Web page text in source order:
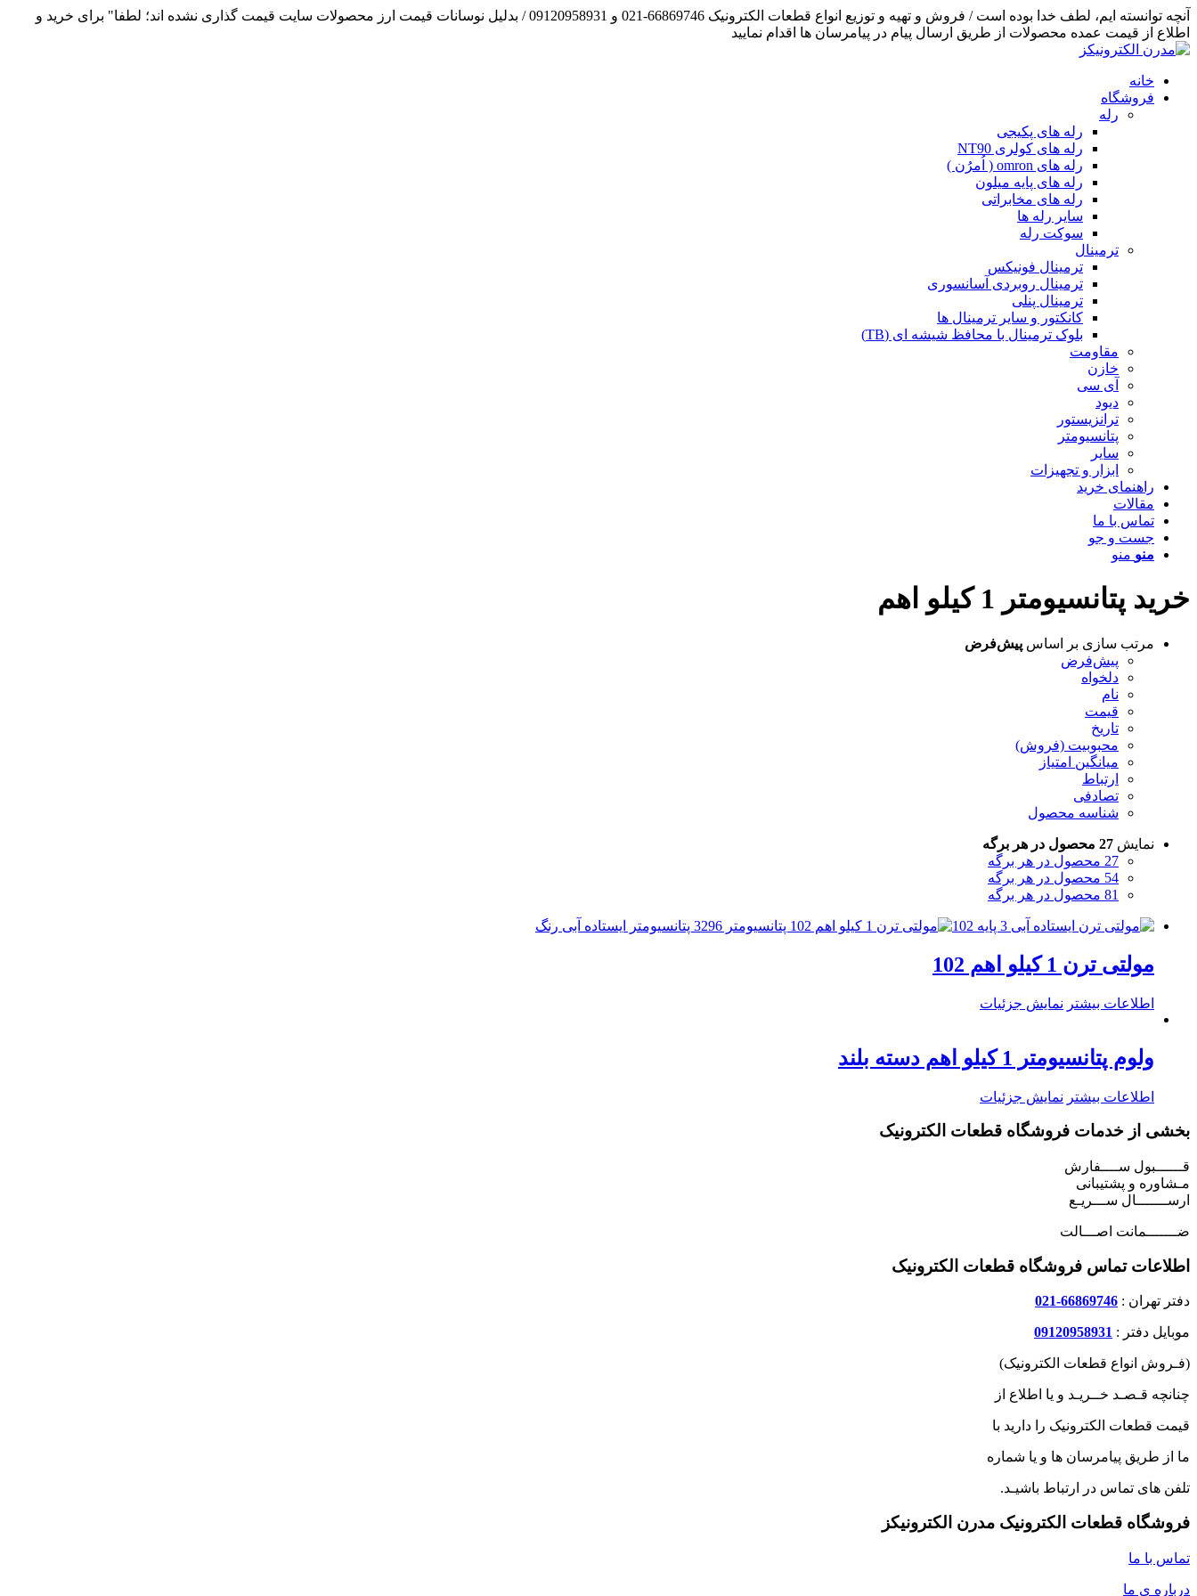
آنچه توانسته ایم، لطف خدا بوده است / فروش و تهیه و توزیع انواع قطعات الکترونیک 66869746-021 و 09120958931 / بدلیل نوسانات قیمت ارز محصولات سایت قیمت گذاری نشده اند؛ لطفا" برای خرید و
اطلاع از قیمت عمده محصولات از طریق ارسال پیام در پیامرسان ها اقدام نمایید
خانه
فروشگاه
رله
رله های پکیجی
رله های کولری NT90
رله های omron ( اُمرُن )
رله های پایه میلون
رله های مخابراتی
سایر رله ها
سوکت رله
ترمینال
ترمینال فونیکس
ترمینال روبردی آسانسوری
ترمینال پنلی
کانکتور و سایر ترمینال ها
بلوک ترمینال با محافظ شیشه ای (TB)
مقاومت
خازن
آی سی
دیود
ترانزیستور
پتانسیومتر
سایر
ابزار و تجهیزات
راهنمای خرید
مقالات
تماس با ما
جست و جو
منو منو
خرید پتانسیومتر 1 کیلو اهم
مرتب سازی بر اساس پیش‌فرض
پیش‌فرض
دلخواه
نام
قیمت
تاریخ
محبوبیت (فروش)
میانگین امتیاز
ارتباط
تصادفی
شناسه محصول
نمایش 27 محصول در هر برگه
27 محصول در هر برگه
54 محصول در هر برگه
81 محصول در هر برگه
مولتی ترن 1 کیلو اهم 102
اطلاعات بیشتر نمایش جزئیات
ولوم پتانسیومتر 1 کیلو اهم دسته بلند
اطلاعات بیشتر نمایش جزئیات
بخشی از خدمات فروشگاه قطعات الکترونیک
قــــــبول ســــفارش
مـشاوره و پشتیبانی
ارســـــــال ســـریـع
ضـــــــمانت اصـــالت
اطلاعات تماس فروشگاه قطعات الکترونیک
دفتر تهران : 66869746-021
موبایل دفتر : 09120958931
(فـروش انواع قطعات الکترونیک)
چنانچه قـصـد خــریـد و یا اطلاع از
قیمت قطعات الکترونیک را دارید با
ما از طریق پیامرسان ها و یا شماره
تلفن های تماس در ارتباط باشیـد.
فروشگاه قطعات الکترونیک مدرن الکترونیکز
تماس با ما
درباره ی ما